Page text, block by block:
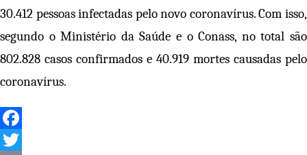
30.412 pessoas infectadas pelo novo coronavírus. Com isso,
segundo o Ministério da Saúde e o Conass, no total são
802.828 casos confirmados e 40.919 mortes causadas pelo
coronavírus.
Facebook